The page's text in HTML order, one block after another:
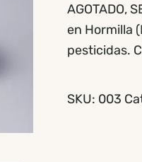
AGOTADO,
en Hormilla
pesticidas.
SKU: 003